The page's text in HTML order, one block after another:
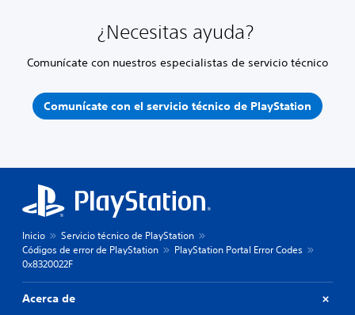
¿Necesitas ayuda?
Comunícate con nuestros especialistas de servicio técnico
Comunícate con el servicio técnico de PlayStation
Inicio
Servicio técnico de PlayStation
Códigos de error de PlayStation
PlayStation Portal Error Codes
0x8320022F
Acerca de